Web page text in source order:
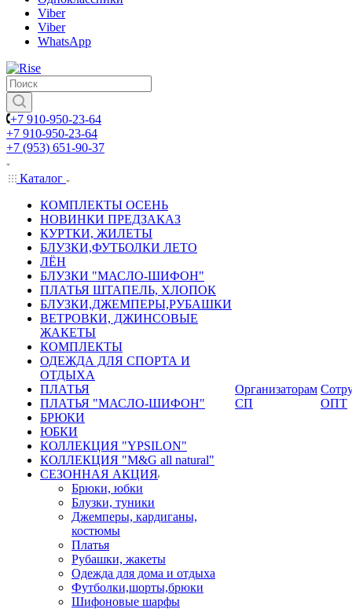
Viber
Viber
WhatsApp
+7 910-950-23-64
+7 910-950-23-64
+7 (953) 651-90-37
Каталог
КОМПЛЕКТЫ ОСЕНЬ
НОВИНКИ ПРЕДЗАКАЗ
КУРТКИ, ЖИЛЕТЫ
БЛУЗКИ,ФУТБОЛКИ ЛЕТО
ЛЁН
БЛУЗКИ "МАСЛО-ШИФОН"
ПЛАТЬЯ ШТАПЕЛЬ, ХЛОПОК
БЛУЗКИ,ДЖЕМПЕРЫ,РУБАШКИ
ВЕТРОВКИ, ДЖИНСОВЫЕ
ЖАКЕТЫ
КОМПЛЕКТЫ
ОДЕЖДА ДЛЯ СПОРТА И
ОТДЫХА
ПЛАТЬЯ
ПЛАТЬЯ "МАСЛО-ШИФОН"
БРЮКИ
ЮБКИ
КОЛЛЕКЦИЯ "YPSILON"
КОЛЛЕКЦИЯ "M&G all natural"
СЕЗОННАЯ АКЦИЯ
Брюки, юбки
Блузки, туники
Джемперы, кардиганы,
костюмы
Платья
Рубашки, жакеты
Одежда для дома и отдыха
Футболки,шорты,брюки
Шифоновые шарфы
Организаторам
СП
ОПТ